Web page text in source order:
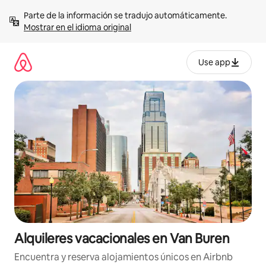
contenidoMostrar en el idioma original
Use app
Alquileres vacacionales en Van Buren
Encuentra y reserva alojamientos únicos en Airbnb